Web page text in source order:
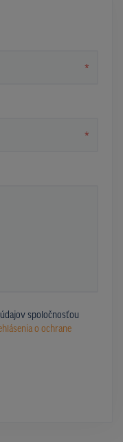
*
*
spoločnosťou
o ochrane